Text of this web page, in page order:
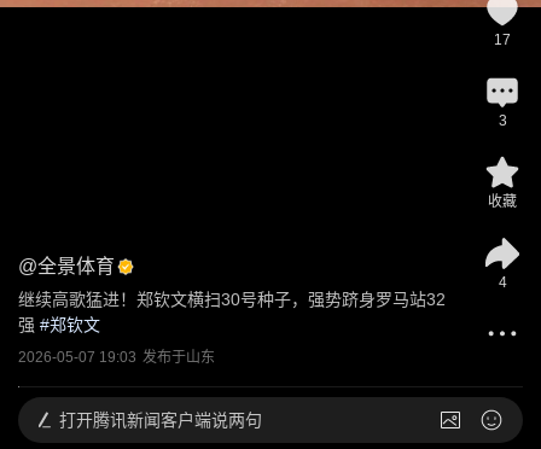
@全景体育
继续高歌猛进！郑钦文横扫30号种子，强势跻身罗马站32
强 #郑钦文
2026-05-07 19:03 发布于山东
17
3
收藏
4
打开腾讯新闻客户端说两句